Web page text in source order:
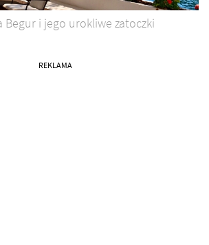
Begur i jego urokliwe zatoczki
REKLAMA